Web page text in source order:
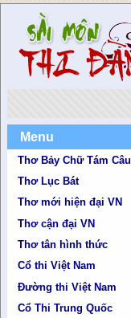
Menu
Thơ Bảy Chữ Tám Câu
Thơ Lục Bát
Thơ mới hiện đại VN
Thơ cận đại VN
Thơ tân hình thức
Cổ thi Việt Nam
Đường thi Việt Nam
Cổ Thi Trung Quốc